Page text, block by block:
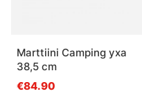
Marttiini Camping yxa
38,5 cm
€84.90